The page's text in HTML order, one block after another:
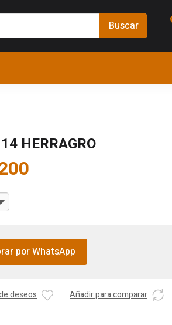
HERRAGRO
por WhatsApp
deseos Añadir para comparar